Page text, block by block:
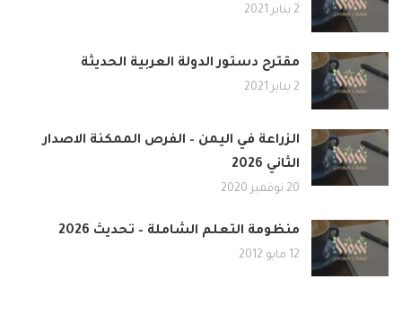
2 يناير 2021
مقترح دستور الدولة العربية الحديثة
2 يناير 2021
الزراعة في اليمن – الفرص الممكنة الاصدار
الثاني 2026
20 نوفمبر 2020
منظومة التعلم الشاملة – تحديث 2026
12 مايو 2012